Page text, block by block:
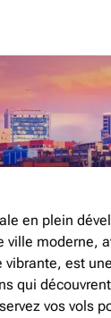
en plein
ville moderne,
vibrante, est
qui
vos vols